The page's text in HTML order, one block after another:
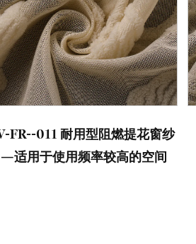
FR--011 耐用型阻燃提花窗纱
适用于使用频率较高的空间